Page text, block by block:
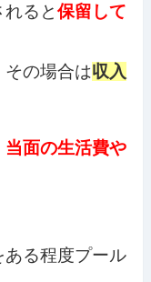
れると保留して
その場合は収入
当面の生活費や
る程度プール